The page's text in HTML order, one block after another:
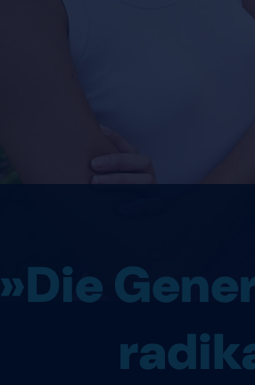
»Die